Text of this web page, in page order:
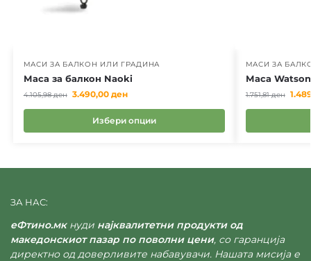
МАСИ ЗА БАЛКОН ИЛИ ГРАДИНА
Маса за балкон Naoki
4.105,98ден 3.490,00 ден
Избери опции
МАСИ ЗА
Маса
1.751,81ден
ЗА НАС:
еФтино.мкнуди најквалитетни продукти од
македонскиот пазар по поволни цени, со гаранција
директно од доверливите набавувачи. Нашата мисија е